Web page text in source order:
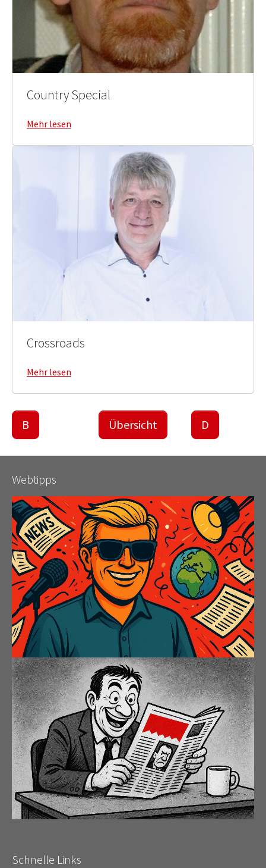
Country Special
Mehr lesen
Crossroads
Mehr lesen
B Übersicht D
Webtipps
Schnelle Links